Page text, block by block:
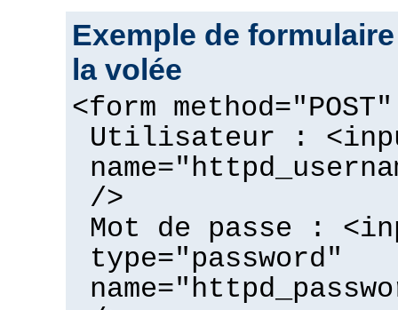
Exemple de
la volée
<form
Utilisateur :
/>
Mot de passe :
type="password"